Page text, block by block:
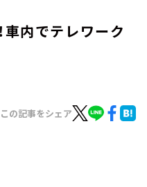
車内でテレワーク
この記事をシェア